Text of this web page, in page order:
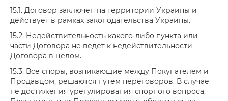
15.1. Договор заключен на территории Украины и
действует в рамках законодательства Украины.
15.2. Недействительность какого-либо пункта или
части Договора не ведет к недействительности
Договора в целом.
15.3. Все споры, возникающие между Покупателем и
Продавцом, решаются путем переговоров. В случае
не достижения урегулирования спорного вопроса,